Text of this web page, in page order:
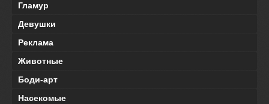
Гламур
Девушки
Реклама
Животные
Боди-арт
Насекомые